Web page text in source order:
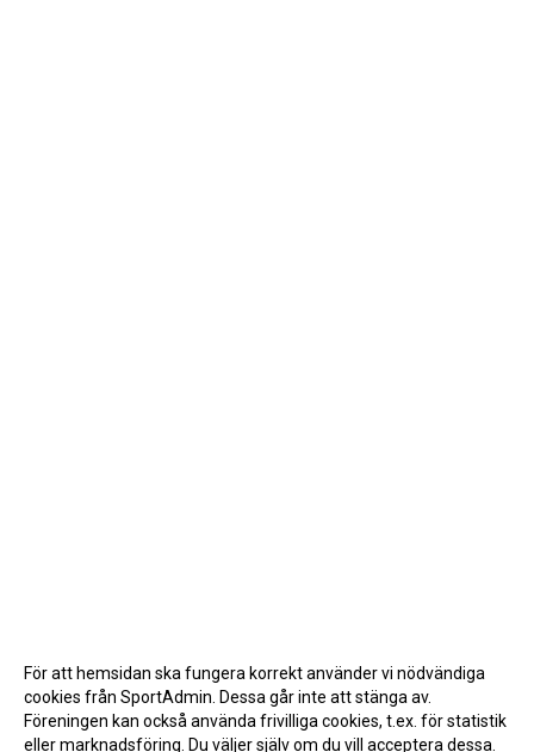
För att hemsidan ska fungera korrekt använder vi nödvändiga
cookies från SportAdmin. Dessa går inte att stänga av.
Föreningen kan också använda frivilliga cookies, t.ex. för statistik
eller marknadsföring. Du väljer själv om du vill acceptera dessa.